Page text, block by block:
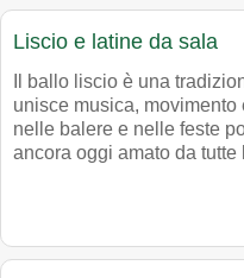
Liscio e latine da sala
Il ballo liscio è una
unisce musica,
nelle balere e nelle feste
ancora oggi amato da tutte